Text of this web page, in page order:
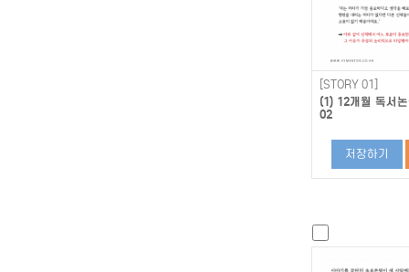
[STORY 01]
(1) 12개월 독서
02
저장하기